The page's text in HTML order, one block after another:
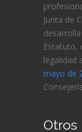
Junta de
Estatuto,
legalidad
mayo de
Otros